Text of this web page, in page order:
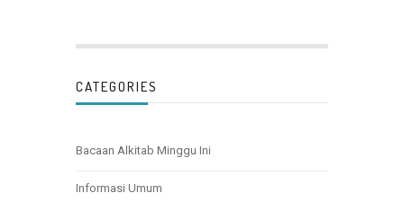
CATEGORIES
Bacaan Alkitab Minggu Ini
Informasi Umum